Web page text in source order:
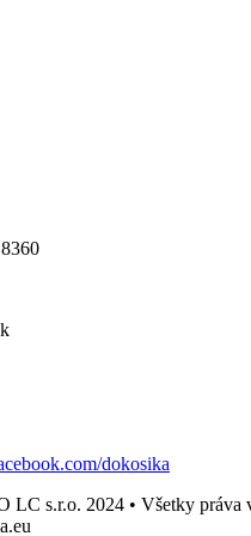
dokosika
s.r.o. 2024 • Všetky práva